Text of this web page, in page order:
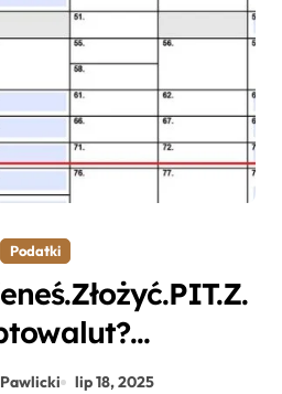
Podatki
lip 18, 2025